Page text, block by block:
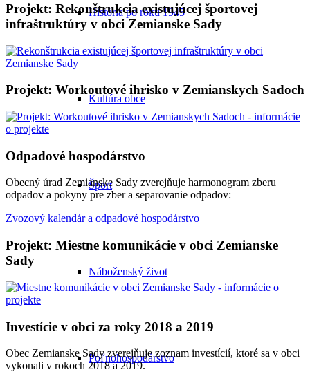
História po roku 1945
Kultúra obce
Šport
Náboženský život
Poľnohospodárstvo
Projekt: Rekonštrukcia existujúcej športovej
infraštruktúry v obci Zemianske Sady
Projekt: Workoutové ihrisko v Zemianskych Sadoch
Odpadové hospodárstvo
Obecný úrad Zemianske Sady zverejňuje harmonogram zberu
odpadov a pokyny pre zber a separovanie odpadov:
Zvozový kalendár a odpadové hospodárstvo
Projekt: Miestne komunikácie v obci Zemianske
Sady
Investície v obci za roky 2018 a 2019
Obec Zemianske Sady zverejňuje zoznam investícií, ktoré sa v obci
vykonali v rokoch 2018 a 2019.